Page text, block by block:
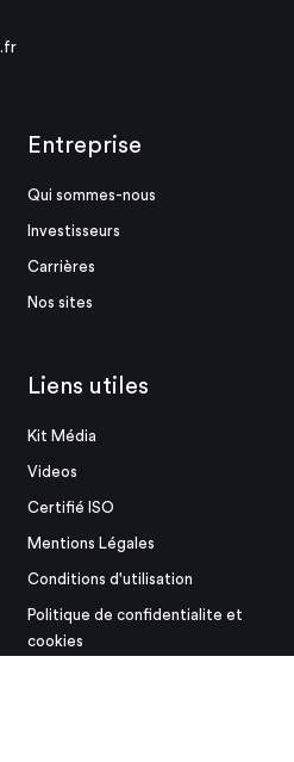
Entreprise
Qui sommes-nous
Investisseurs
Carrières
Nos sites
Liens utiles
Kit Média
Videos
Certifié ISO
Mentions Légales
Conditions d'utilisation
Politique de confidentialite et
cookies